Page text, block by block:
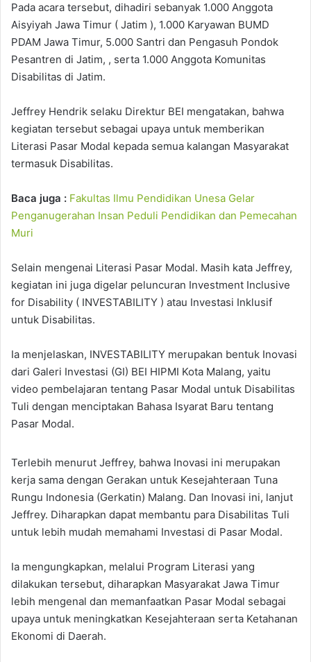
Pada acara tersebut, dihadiri sebanyak 1.000 Anggota
Aisyiyah Jawa Timur ( Jatim ), 1.000 Karyawan BUMD
PDAM Jawa Timur, 5.000 Santri dan Pengasuh Pondok
Pesantren di Jatim, , serta 1.000 Anggota Komunitas
Disabilitas di Jatim.
Jeffrey Hendrik selaku Direktur BEI mengatakan, bahwa
kegiatan tersebut sebagai upaya untuk memberikan
Literasi Pasar Modal kepada semua kalangan Masyarakat
termasuk Disabilitas.
Baca juga : Fakultas Ilmu Pendidikan Unesa Gelar
Penganugerahan Insan Peduli Pendidikan dan Pemecahan
Muri
Selain mengenai Literasi Pasar Modal. Masih kata Jeffrey,
kegiatan ini juga digelar peluncuran Investment Inclusive
for Disability ( INVESTABILITY ) atau Investasi Inklusif
untuk Disabilitas.
Ia menjelaskan, INVESTABILITY merupakan bentuk Inovasi
dari Galeri Investasi (GI) BEI HIPMI Kota Malang, yaitu
video pembelajaran tentang Pasar Modal untuk Disabilitas
Tuli dengan menciptakan Bahasa Isyarat Baru tentang
Pasar Modal.
Terlebih menurut Jeffrey, bahwa Inovasi ini merupakan
kerja sama dengan Gerakan untuk Kesejahteraan Tuna
Rungu Indonesia (Gerkatin) Malang. Dan Inovasi ini, lanjut
Jeffrey. Diharapkan dapat membantu para Disabilitas Tuli
untuk lebih mudah memahami Investasi di Pasar Modal.
Ia mengungkapkan, melalui Program Literasi yang
dilakukan tersebut, diharapkan Masyarakat Jawa Timur
lebih mengenal dan memanfaatkan Pasar Modal sebagai
upaya untuk meningkatkan Kesejahteraan serta Ketahanan
Ekonomi di Daerah.